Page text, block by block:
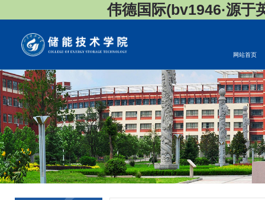
伟德国际(bv1946·源
网站首页